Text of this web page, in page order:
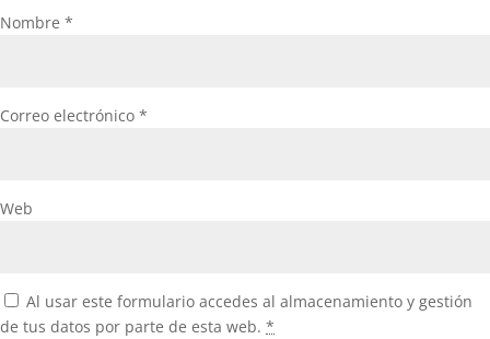
Nombre *
Correo electrónico *
Web
Al usar este formulario accedes al almacenamiento y gestión
de tus datos por parte de esta web. *